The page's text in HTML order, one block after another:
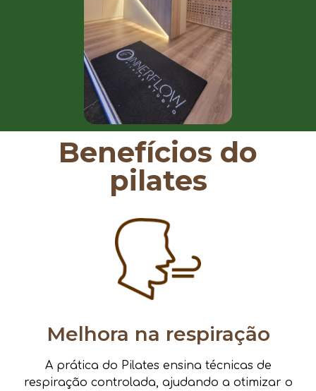
Benefícios do
pilates
Melhora na respiração
A prática do Pilates ensina técnicas de
respiração controlada, ajudando a otimizar o